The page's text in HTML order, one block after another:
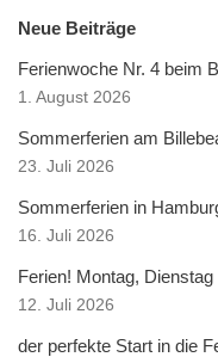
Neue Beiträge
Ferienwoche Nr. 4 beim
1. August 2026
Sommerferien am
23. Juli 2026
Sommerferien in
16. Juli 2026
Ferien! Montag,
12. Juli 2026
der perfekte Start in die